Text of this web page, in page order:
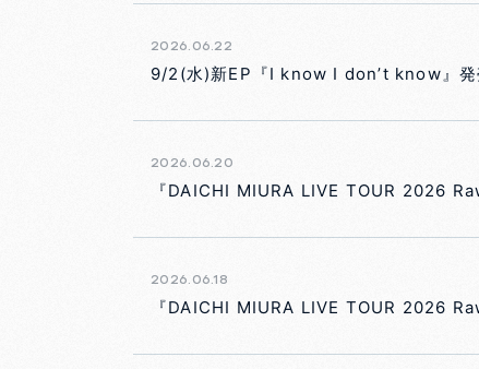
2026.06.22
9/2(水)新EP『I know I don’t know』発
2026.06.20
『DAICHI MIURA LIVE TOUR 2026
2026.06.18
『DAICHI MIURA LIVE TOUR 2026